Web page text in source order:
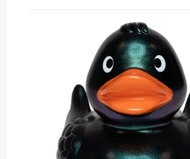
Koeken & Chips
Koekjes bedrukken
Brievenbus taarten
Chips & Nootjes bedrukken